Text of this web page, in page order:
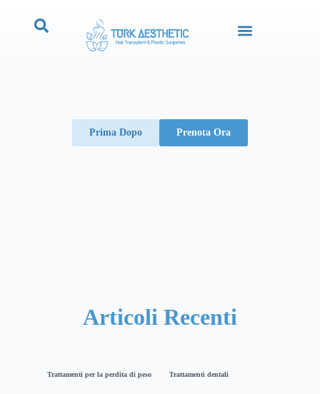
Prima Dopo Prenota Ora
Articoli Recenti
Trattamenti per la perdita di peso Trattamenti dentali